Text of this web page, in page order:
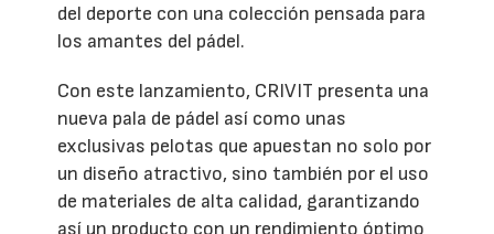
del deporte con una colección pensada para
los amantes del pádel.
Con este lanzamiento, CRIVIT presenta una
nueva pala de pádel así como unas
exclusivas pelotas que apuestan no solo por
un diseño atractivo, sino también por el uso
de materiales de alta calidad, garantizando